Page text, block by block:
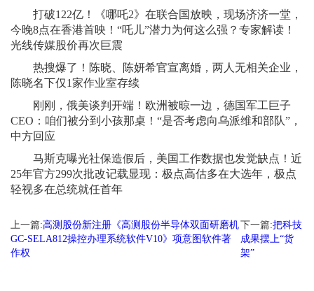
打破122亿！《哪吒2》在联合国放映，现场济济一堂，
今晚8点在香港首映！“吒儿”潜力为何这么强？专家解读！
光线传媒股价再次巨震
热搜爆了！陈晓、陈妍希官宣离婚，两人无相关企业，
陈晓名下仅1家作业室存续
刚刚，俄美谈判开端！欧洲被晾一边，德国军工巨子
CEO：咱们被分到小孩那桌！“是否考虑向乌派维和部队”，
中方回应
马斯克曝光社保造假后，美国工作数据也发觉缺点！近
25年官方299次批改记载显现：极点高估多在大选年，极点
轻视多在总统就任首年
上一篇:高测股份新注册《高测股份半导体双面研磨机
GC-SELA812操控办理系统软件V10》项意图软件著
作权
下一篇:把科技
成果摆上“货
架”